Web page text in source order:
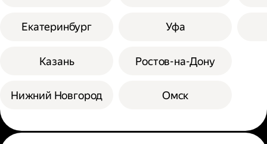
Екатеринбург
Казань
Нижний Новгород
Уфа
Ростов-на-Дону
Омск